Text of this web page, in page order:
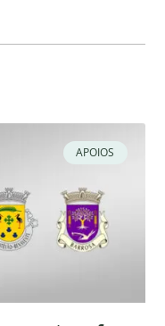
APOIOS